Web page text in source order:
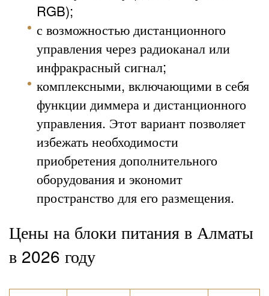
RGB);
с возможностью дистанционного
управления через радиоканал или
инфракрасный сигнал;
комплексными, включающими в себя
функции диммера и дистанционного
управления. Этот вариант позволяет
избежать необходимости
приобретения дополнительного
оборудования и экономит
пространство для его размещения.
Цены на блоки питания в Алматы
в 2026 году